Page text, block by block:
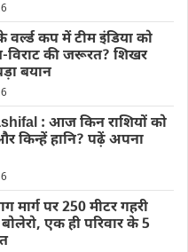
वर्ल्ड कप में टीम इंडिया को
विराट की जरूरत? शिखर
बयान
: आज किन राशियों को
किन्हें हानि? पढ़ें अपना
मार्ग पर 250 मीटर गहरी
एक ही परिवार के 5